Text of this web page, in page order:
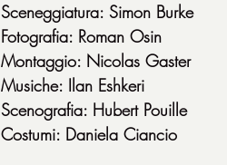
Sceneggiatura: Simon Burke
Fotografia: Roman Osin
Montaggio: Nicolas Gaster
Musiche: Ilan Eshkeri
Scenografia: Hubert Pouille
Costumi: Daniela Ciancio